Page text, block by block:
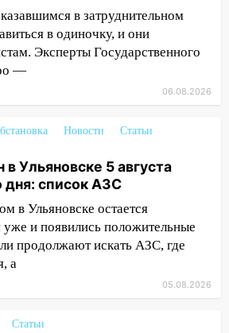
районе утонул
черный коршун
на улице
районе украли два
идет
жара: какая будет
года борьбы: ульяновские
в затруднительном
в одиночку, и они
Эксперты Государственного
—
06.08.2026
Новости
Статьи
в Ульяновске 5 августа
дня: список АЗС
в Ульяновске остается
и появились положительные
продолжают искать АЗС, где
а
05.08.2026
Статьи